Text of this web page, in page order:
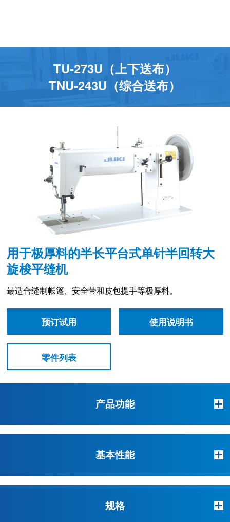
TU-273U（上下送布）
TNU-243U（综合送布）
用于极厚料的半长平台式单针半回转大
旋梭平缝机
最适合缝制帐篷、安全带和皮包提手等极厚料。
预订试用 使用说明书
零件列表
产品功能
基本性能
规格